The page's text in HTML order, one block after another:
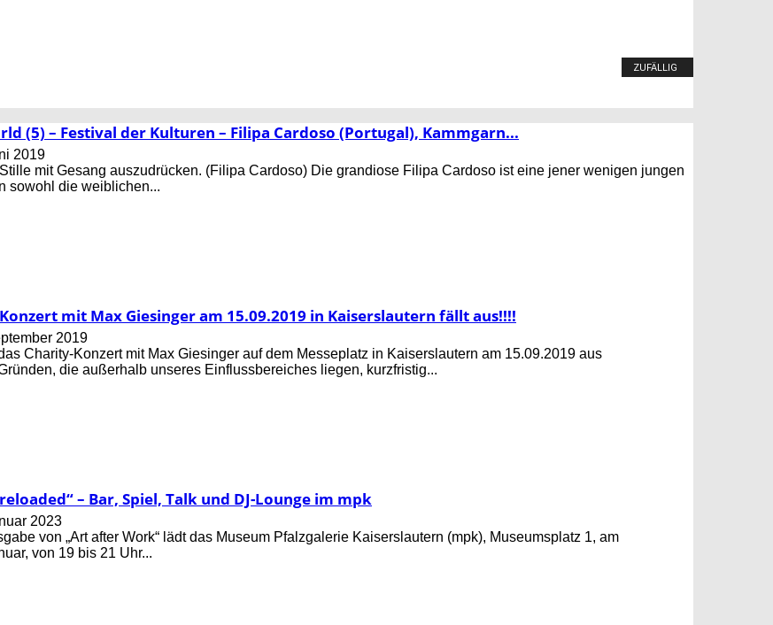
ZUFÄLLIG
(5) – Festival der Kulturen – Filipa Cardoso (Portugal), Kammgarn...
2019
mit Gesang auszudrücken. (Filipa Cardoso) Die grandiose Filipa Cardoso ist eine jener wenigen jungen
sowohl die weiblichen...
mit Max Giesinger am 15.09.2019 in Kaiserslautern fällt aus!!!!
2019
Charity-Konzert mit Max Giesinger auf dem Messeplatz in Kaiserslautern am 15.09.2019 aus
die außerhalb unseres Einflussbereiches liegen, kurzfristig...
– Bar, Spiel, Talk und DJ-Lounge im mpk
2023
von „Art after Work“ lädt das Museum Pfalzgalerie Kaiserslautern (mpk), Museumsplatz 1, am
von 19 bis 21 Uhr...